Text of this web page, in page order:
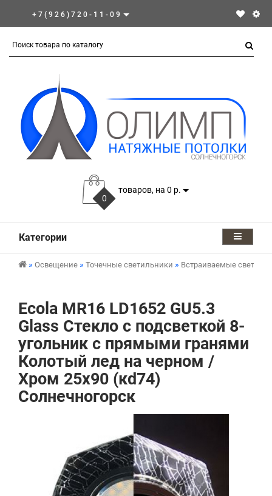
+7(926)720-11-09
0
товаров, на 0 р.
Категории
Освещение Точечные светильники Встраиваемые
Ecola MR16 LD1652 GU5.3
Glass Стекло с подсветкой 8-
угольник с прямыми гранями
Колотый лед на черном /
Хром 25x90 (кd74)
Солнечногорск